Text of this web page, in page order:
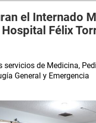
el Internado
Félix
servicios de Medicina,
General y Emergencia